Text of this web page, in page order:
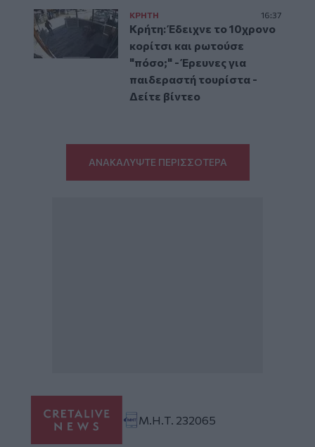
ΚΡΗΤΗ 16:37
Κρήτη: Έδειχνε το 10χρονο
κορίτσι και ρωτούσε
"πόσο;" - Έρευνες για
παιδεραστή τουρίστα -
Δείτε βίντεο
ΑΝΑΚΑΛΥΨΤΕ ΠΕΡΙΣΣΟΤΕΡΑ
Μ.Η.Τ. 232065